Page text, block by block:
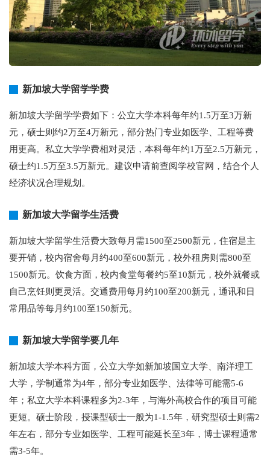
新加坡大学留学学费
新加坡大学留学学费如下：公立大学本科每年约1.5万至3万新
元，硕士则约2万至4万新元，部分热门专业如医学、工程等费
用更高。私立大学学费相对灵活，本科每年约1万至2.5万新元，
硕士约1.5万至3.5万新元。建议申请前查阅学校官网，结合个人
经济状况合理规划。
新加坡大学留学生活费
新加坡大学留学生活费大致每月需1500至2500新元，住宿是主
要开销，校内宿舍每月约400至600新元，校外租房则需800至
1500新元。饮食方面，校内食堂每餐约5至10新元，校外就餐或
自己烹饪则更灵活。交通费用每月约100至200新元，通讯和日
常用品等每月约100至150新元。
新加坡大学留学要几年
新加坡大学本科方面，公立大学如新加坡国立大学、南洋理工
大学，学制通常为4年，部分专业如医学、法律等可能需5-6
年；私立大学本科课程多为2-3年，与海外高校合作的项目可能
更短。硕士阶段，授课型硕士一般为1-1.5年，研究型硕士则需2
年左右，部分专业如医学、工程可能延长至3年，博士课程通常
需3-5年。